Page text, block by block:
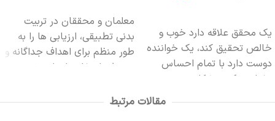
يك محقق علاقه دارد خوب و
خالص تحقيق كند، يك خواننده
دوست دارد با تمام احساس
بخواند، يك ورزشكار در پي
معلمان و محققان در تربيت
بدني تطبيقي، ارزيابي ‏ها را به
طور منظم براي اهداف جداگانه و
مرتبطي انتخاب، اجرا و تفسير
پذيري بسيار زياد در هدف،مقالات مرتبط